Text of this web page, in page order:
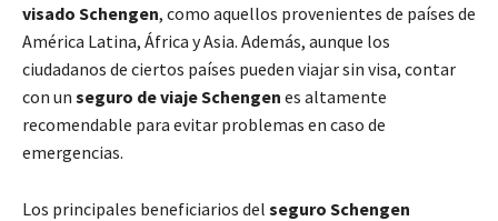
visado Schengen, como aquellos provenientes de países de
América Latina, África y Asia. Además, aunque los
ciudadanos de ciertos países pueden viajar sin visa, contar
con un seguro de viaje Schengen es altamente
recomendable para evitar problemas en caso de
emergencias.
Los principales beneficiarios del seguro Schengen